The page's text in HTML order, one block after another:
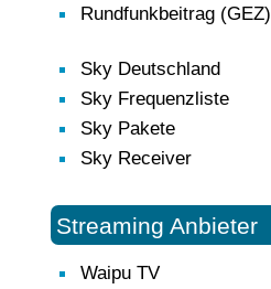
Rundfunkbeitrag (GEZ)
Sky Deutschland
Sky Frequenzliste
Sky Pakete
Sky Receiver
Streaming Anbieter
Waipu TV